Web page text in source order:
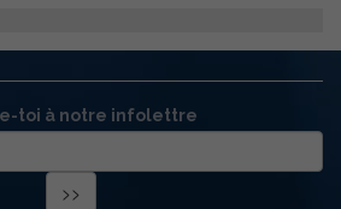
toi à notre infolettre